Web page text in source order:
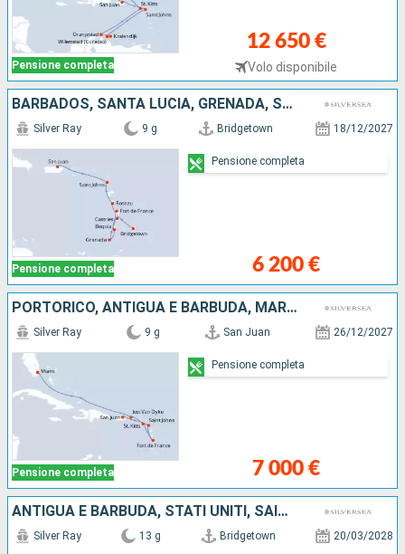
Pensione completa
12 650 €
Volo disponibile
BARBADOS, SANTA LUCIA, GRENADA, SAINT-VINCENT E LE GRENADINE, MARTINICA, DOMINICA, ANTIGUA E BARBUDA, PORTORICO
Pensione completa
Silver Ray 9 g Bridgetown 18/12/2027
6 200 €
Pensione completa
PORTORICO, ANTIGUA E BARBUDA, MARTINICA, JOST VAN DYKE, STATI UNITI
Pensione completa
Silver Ray 9 g San Juan 26/12/2027
7 000 €
Pensione completa
ANTIGUA E BARBUDA, STATI UNITI, SAINT-VINCENT E LE GRENADINE, JOST VAN DYKE, PORTORICO, BARBADOS, MARTINICA, DOMINICA, FRANCIA, SANTA LUCIA
Silver Ray 13 g Bridgetown 20/03/2028